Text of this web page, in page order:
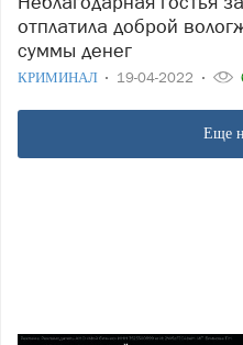
отплатила доброй
суммы денег
КРИМИНАЛ 19-04-2022
Еще